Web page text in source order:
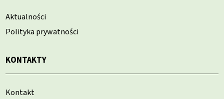
Aktualności
Polityka prywatności
KONTAKTY
Kontakt